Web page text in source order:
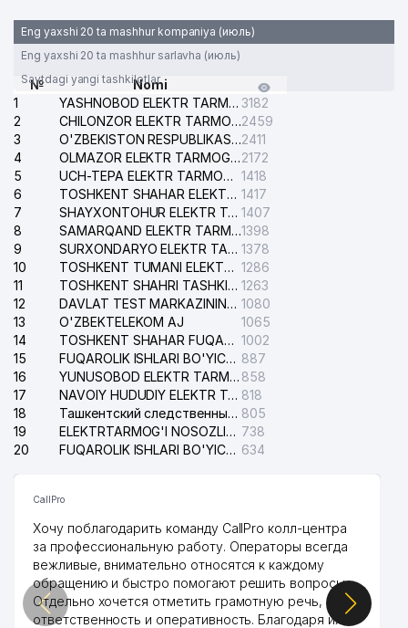
Eng yaxshi 20 ta mashhur kompaniya (июль)
Eng yaxshi 20 ta mashhur sarlavha (июль)
Saytdagi yangi tashkilotlar
№
Nomi
1
YASHNOBOD ELEKTR TARMOG'I NOSOZLIKLARI XIZMATI 3182
2
CHILONZOR ELEKTR TARMOG'I NOSOZLIK XIZMATI2459
3
O'ZBEKISTON RESPUBLIKASI BOSH PROKURATURASI ISHONCH TELEFONI2411
4
OLMAZOR ELEKTR TARMOG'I NOSOZLIKLARI XIZMATI2172
5
UCH-TEPA ELEKTR TARMOG'I NOSOZLIKLARI XIZMATI 1418
6
TOSHKENT SHAHAR ELEKTR TARMOQLARI KORXONASI AJ 1417
7
SHAYXONTOHUR ELEKTR TARMOG'I NOSOZLIKLARINI TUZATISH XIZMATI 1407
8
SAMARQAND ELEKTR TARMOQLARI AJ1398
9
SURXONDARYO ELEKTR TARMOQLARI AJ 1378
10
TOSHKENT TUMANI ELEKTR TARMOG'I AVARIYA XIZMATI 1286
11
TOSHKENT SHAHRI TASHKILOT TELEFONLARI HAQIDA MA'LUMOT BYUROSI 1263
12
DAVLAT TEST MARKAZINING ISHONCH TELEFONLARI 1080
13
O'ZBEKTELEKOM AJ
1065
14
TOSHKENT SHAHAR FUQAROLIK ISHLARI BO'YICHA SUDI 1002
15
FUQAROLIK ISHLARI BO'YICHA YAKKASAROY TUMANLARARO SUDI 887
16
YUNUSOBOD ELEKTR TARMOG'I NOSOZLIKLARI XIZMATI 858
17
NAVOIY HUDUDIY ELEKTR TARMOQLARI KORXONASI AJ 818
18
Ташкентский следственный изолятор 805
19
ELEKTRTARMOG'I NOSOZLIKLARINI TO'ZATISH SERGELI XIZMATI 738
20
FUQAROLIK ISHLARI BO'YICHA UCH-TEPA TUMANI SUDI 634
CallPro
Хочу поблагодарить команду CallPro колл-центра
за профессиональную работу. Операторы всегда
вежливые, внимательно относятся к каждому
обращению и быстро помогают решить вопросы.
Отдельно хочется отметить грамотную речь,
ответственность и оперативность. Благодаря их